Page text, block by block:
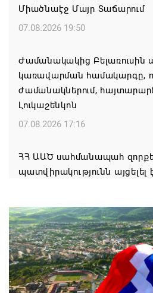
Միածնաէջ Մայր Տաճարում
07.08.2026 19:50
Ժամանակակից Բելառուսին
կառավարման համակարգը,
ժամանակներում,
Լուկաշենկոն
07.08.2026 17:16
ՀՀ ԱԱԾ սահմանապահ
պատվիրակությունն այցելել
07.08.2026 16:57
Գարեգին Բ-ի և
դատավորն ինքնաբացարկ է
07.08.2026 16:55